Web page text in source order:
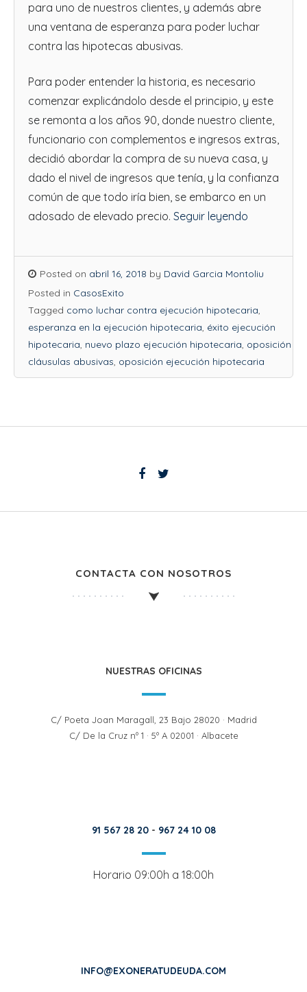
para uno de nuestros clientes, y además abre
una ventana de esperanza para poder luchar
contra las hipotecas abusivas.
Para poder entender la historia, es necesario
comenzar explicándolo desde el principio, y este
se remonta a los años 90, donde nuestro cliente,
funcionario con complementos e ingresos extras,
decidió abordar la compra de su nueva casa, y
dado el nivel de ingresos que tenía, y la confianza
común de que todo iría bien, se embarco en un
adosado de elevado precio. Seguir leyendo
Posted on abril 16, 2018 by David Garcia Montoliu
Posted in CasosExito
Tagged como luchar contra ejecución hipotecaria,
esperanza en la ejecución hipotecaria, éxito ejecución
hipotecaria, nuevo plazo ejecución hipotecaria, oposición
cláusulas abusivas, oposición ejecución hipotecaria
CONTACTA CON NOSOTROS
NUESTRAS OFICINAS
C/ Poeta Joan Maragall, 23 Bajo 28020 · Madrid
C/ De la Cruz nº 1 · 5º A 02001 · Albacete
91 567 28 20- 967 24 10 08
Horario 09:00h a 18:00h
INFO@EXONERATUDEUDA.COM